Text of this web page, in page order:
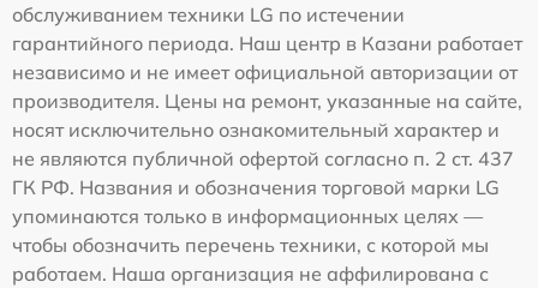
обслуживанием техники LG по истечении
гарантийного периода. Наш центр в Казани работает
независимо и не имеет официальной авторизации от
производителя. Цены на ремонт, указанные на сайте,
носят исключительно ознакомительный характер и
не являются публичной офертой согласно п. 2 ст. 437
ГК РФ. Названия и обозначения торговой марки LG
упоминаются только в информационных целях —
чтобы обозначить перечень техники, с которой мы
работаем. Наша организация не аффилирована с